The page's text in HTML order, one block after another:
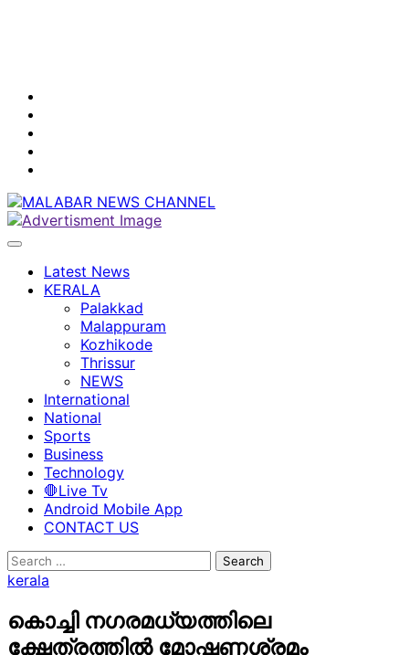
Latest News
KERALA
Palakkad
Malappuram
Kozhikode
Thrissur
NEWS
International
National
Sports
Business
Technology
🛑Live Tv
Android Mobile App
CONTACT US
Search
for:
kerala
കൊച്ചി നഗരമധ്യത്തിലെ
ക്ഷേത്രത്തില്‍ മോഷണശ്രമം